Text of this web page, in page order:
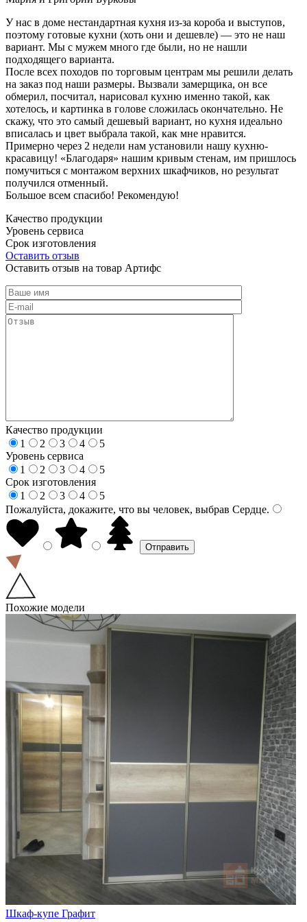
У нас в доме нестандартная кухня из-за короба и выступов,
поэтому готовые кухни (хоть они и дешевле) — это не наш
вариант. Мы с мужем много где были, но не нашли
подходящего варианта.
После всех походов по торговым центрам мы решили делать
на заказ под наши размеры. Вызвали замерщика, он все
обмерил, посчитал, нарисовал кухню именно такой, как
хотелось, и картинка в голове сложилась окончательно. Не
скажу, что это самый дешевый вариант, но кухня идеально
вписалась и цвет выбрала такой, как мне нравится.
Примерно через 2 недели нам установили нашу кухню-
красавицу! «Благодаря» нашим кривым стенам, им пришлось
помучиться с монтажом верхних шкафчиков, но результат
получился отменный.
Большое всем спасибо! Рекомендую!
Качество продукции
Уровень сервиса
Срок изготовления
Оставить отзыв
Оставить отзыв на товар Артифс
Качество продукции
1
2 3 4
5
Уровень сервиса
1
2 3 4
5
Срок изготовления
1
2 3 4
5
Пожалуйста, докажите, что вы человек, выбрав Сердце.
Похожие модели
Шкаф-купе Графит